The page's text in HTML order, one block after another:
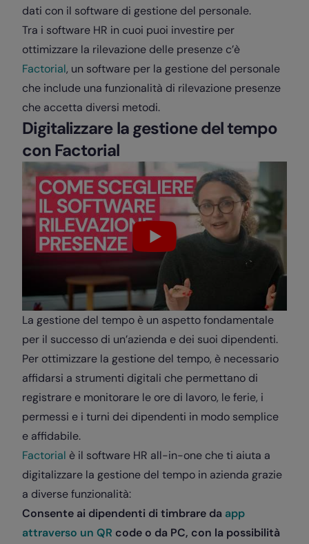
dati con il software di gestione del personale.
Tra i software HR in cuoi puoi investire per
ottimizzare la rilevazione delle presenze c’è
Factorial, un software per la gestione del personale
che include una funzionalità di rilevazione presenze
che accetta diversi metodi.
Digitalizzare la gestione del tempo
con Factorial
La gestione del tempo è un aspetto fondamentale
per il successo di un’azienda e dei suoi dipendenti.
Per ottimizzare la gestione del tempo, è necessario
affidarsi a strumenti digitali che permettano di
registrare e monitorare le ore di lavoro, le ferie, i
permessi e i turni dei dipendenti in modo semplice
e affidabile.
Factorial è il software HR all-in-one che ti aiuta a
digitalizzare la gestione del tempo in azienda grazie
a diverse funzionalità:
Consente ai dipendenti di timbrare da app
attraverso un QR code o da PC, con la possibilità